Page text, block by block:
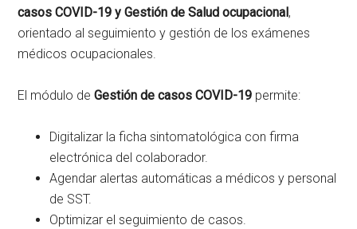
casos COVID-19 y Gestión de Salud ocupacional,
orientado al seguimiento y gestión de los exámenes
médicos ocupacionales.
El módulo deGestión de casos COVID-19 permite:
Digitalizar la ficha sintomatológica con firma
electrónica del colaborador.
Agendar alertas automáticas a médicos y personal
de SST.
Optimizar el seguimiento de casos.